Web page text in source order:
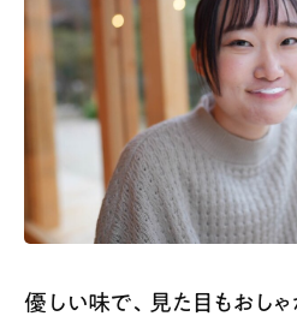
優しい味で、見た目もおし